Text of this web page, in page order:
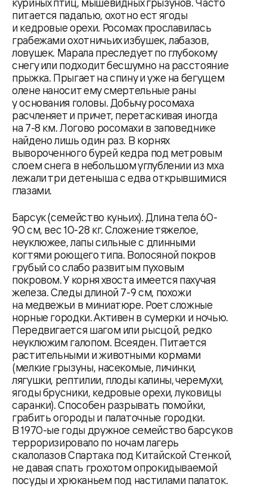
питается падалью, охотно ест ягоды
и кедровые орехи. Росомах прославилась
грабежами охотничьих избушек, лабазов,
ловушек. Марала преследует по глубокому
снегу или подходит бесшумно на расстояние
прыжка. Прыгает на спину и уже на бегущем
олене наносит ему смертельные раны
у основания головы. Добычу росомаха
расчленяет и причет, перетаскивая иногда
на 7-8 км. Логово росомахи в заповеднике
найдено лишь один раз. В корнях
вывороченного бурей кедра под метровым
слоем снега в небольшом углублении из мха
лежали три детеныша с едва открывшимися
глазами.
Барсук (семейство куньих). Длина тела 60-
90 см, вес 10-28 кг. Сложение тяжелое,
неуклюжее, лапы сильные с длинными
когтями роющего типа. Волосяной покров
грубый со слабо развитым пуховым
покровом. У корня хвоста имеется пахучая
железа. Следы длиной 7-9 см, похожи
на медвежьи в миниатюре. Роет сложные
норные городки. Активен в сумерки и ночью.
Передвигается шагом или рысцой, редко
неуклюжим галопом. Всеяден. Питается
растительными и животными кормами
(мелкие грызуны, насекомые, личинки,
лягушки, рептилии, плоды калины, черемухи,
ягоды брусники, кедровые орехи, луковицы
саранки). Способен разрывать помойки,
грабить огороды и палаточные городки.
В 1970-ые годы дружное семейство барсуков
терроризировало по ночам лагерь
скалолазов Спартака под Китайской Стенкой,
не давая спать грохотом опрокидываемой
посуды и хрюканьем под настилами палаток.